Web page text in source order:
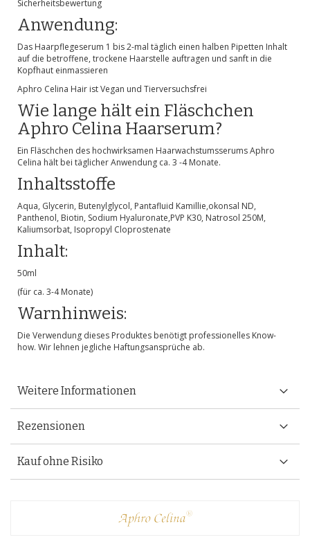
Sicherheitsbewertung
Anwendung:
Das Haarpflegeserum 1 bis 2-mal täglich einen halben Pipetten Inhalt
auf die betroffene, trockene Haarstelle auftragen und sanft in die
Kopfhaut einmassieren
Aphro Celina Hair ist Vegan und Tierversuchsfrei
Wie lange hält ein Fläschchen
Aphro Celina Haarserum?
Ein Fläschchen des hochwirksamen Haarwachstumsserums Aphro
Celina hält bei täglicher Anwendung ca. 3 -4 Monate.
Inhaltsstoffe
Aqua, Glycerin, Butenylglycol, Pantafluid Kamillie,okonsal ND,
Panthenol, Biotin, Sodium Hyaluronate,PVP K30, Natrosol 250M,
Kaliumsorbat, Isopropyl Cloprostenate
Inhalt:
50ml
(für ca. 3-4 Monate)
Warnhinweis:
Die Verwendung dieses Produktes benötigt professionelles Know-
how. Wir lehnen jegliche Haftungsansprüche ab.
Weitere Informationen
Rezensionen
Kauf ohne Risiko